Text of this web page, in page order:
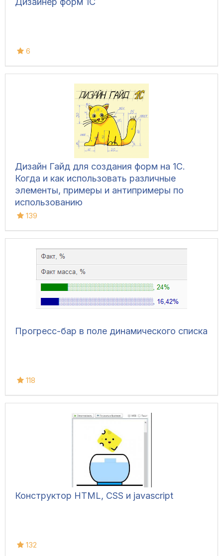
6
Дизайн Гайд для создания форм на 1С.
Когда и как использовать различные
элементы, примеры и антипримеры по
использованию
139
Прогресс-бар в поле динамического списка
118
Конструктор HTML, CSS и javascript
132